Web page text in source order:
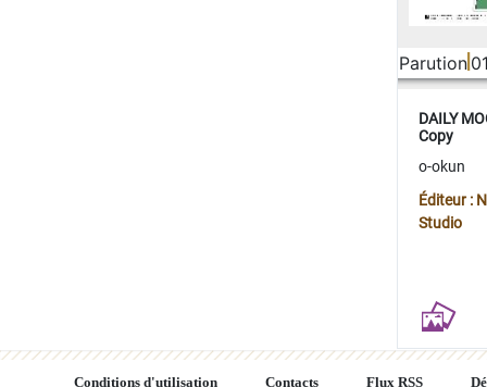
Parution
DAILY
Copy
o-okun
Éditeur :
Studio
Conditions d'utilisation Contacts Flux RSS